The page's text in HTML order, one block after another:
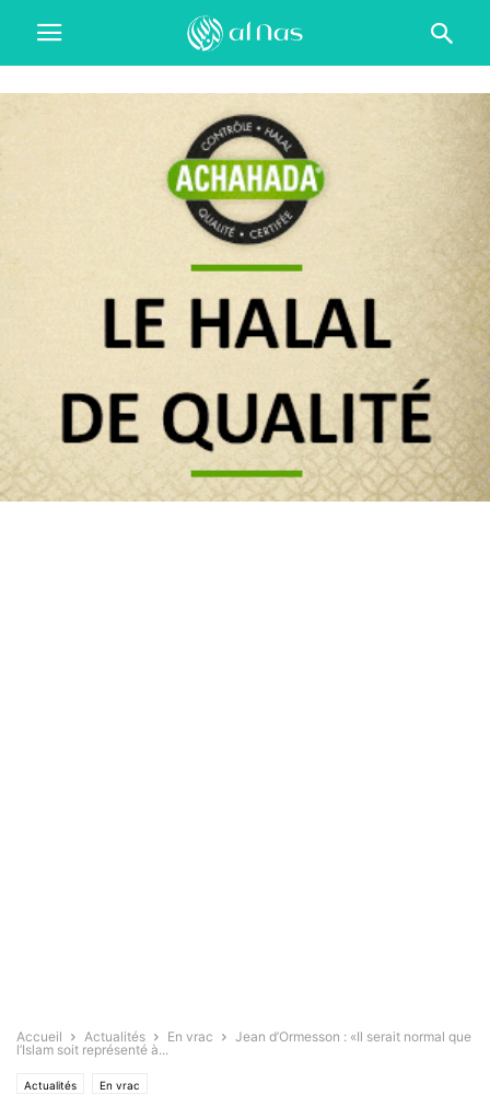
Accueil Actualités En vrac
Jean d’Ormesson : «Il serait normal que
l’Islam soit représenté à...
Actualités En vrac